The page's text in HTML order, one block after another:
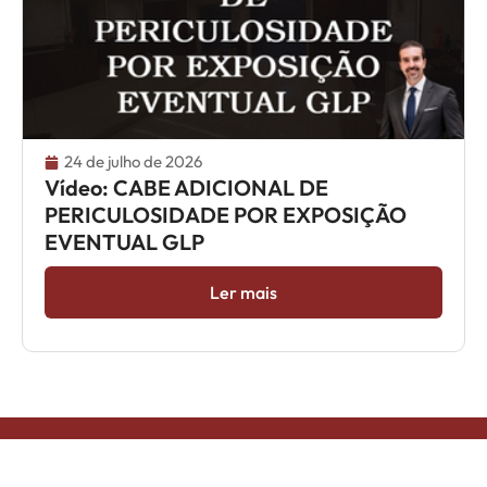
24 de julho de 2026
Vídeo: CABE ADICIONAL DE
PERICULOSIDADE POR EXPOSIÇÃO
EVENTUAL GLP
Ler mais